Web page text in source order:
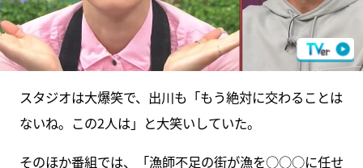
スタジオは大爆笑で、出川も「もう絶対に交わることは
ないね。この2人は」と大笑いしていた。
そのほか番組では、「漁師不足の街が漁を○○○に任せ